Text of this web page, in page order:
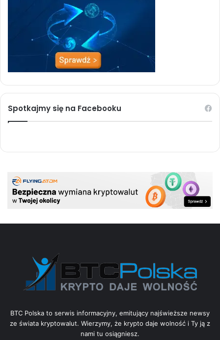
Spotkajmy się na Facebooku
BTC Polska to serwis informacyjny, emitujący najświeższe newsy
ze świata kryptowalut. Wierzymy, że krypto daje wolność i Ty ją z
nami tu osiągniesz.